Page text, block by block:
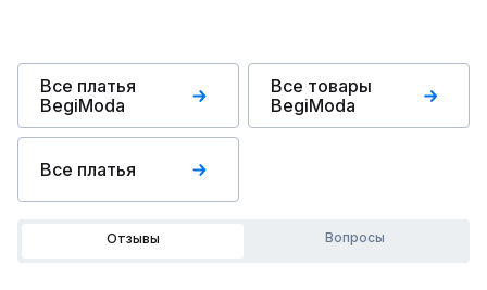
Все платья
BegiModa
Все товары
BegiModa
Все платья
Отзывы Вопросы